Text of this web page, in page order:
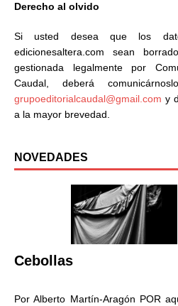
Derecho al olvido
Si usted desea que los
edicionesaltera.com sean
gestionada legalmente por
Caudal, deberá
grupoeditorialcaudal@gmail.com y
a la mayor brevedad.
NOVEDADES
Cebollas
Por Alberto Martín-Aragón POR